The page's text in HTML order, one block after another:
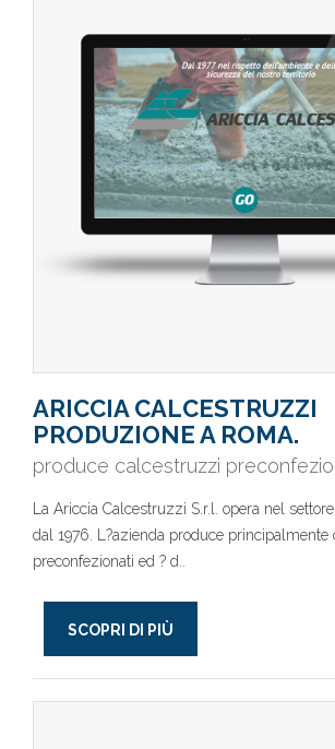
ARICCIA CALCESTRUZZI
PRODUZIONE A ROMA.
produce calcestruzzi
La Ariccia Calcestruzzi S.r.l. opera nel
dal 1976. L?azienda produce principalmente
preconfezionati ed ? d..
SCOPRI DI PIÙ